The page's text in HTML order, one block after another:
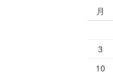
月
3
10